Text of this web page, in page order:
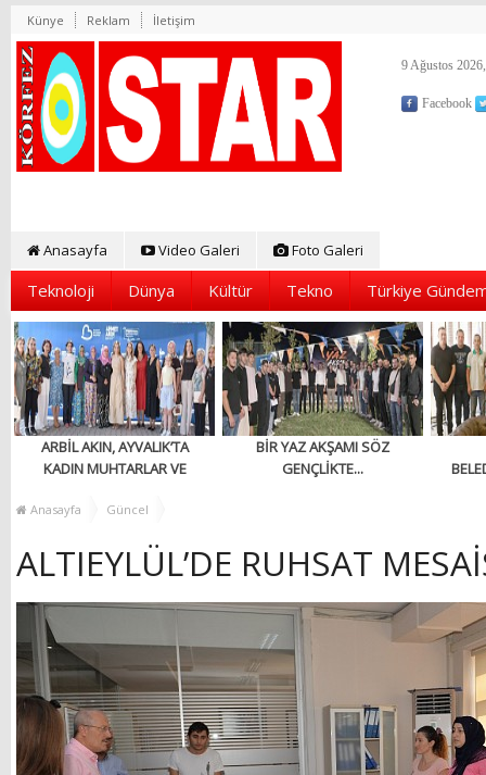
Künye Reklam İletişim
9 Ağustos
Facebook
Anasayfa Video Galeri Foto Galeri
Teknoloji Dünya Kültür Tekno Türkiye
ARBİL AKIN, AYVALIK’TA
KADIN MUHTARLAR VE
BULUŞTU
BİR YAZ AKŞAMI SÖZ
GENÇLİKTE...
Anasayfa Güncel
ALTIEYLÜL’DE RUHSAT